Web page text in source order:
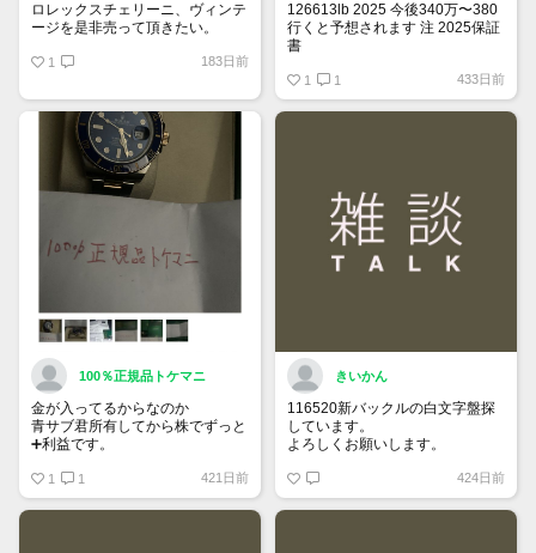
ロレックスチェリーニ、ヴィンテ
ージを是非売って頂きたい。
1 183日前
126613lb 2025 今後340万〜380
行くと予想されます 注 2025保証
書
2025/ @Watch_Monster_より
1 1 433日前
100％正規品トケマニ
金が入ってるからなのか
青サブ君所有してから株でずっと
➕利益です。
銘柄番号7932 ニッピ
1 1 421日前
きいかん
116520新バックルの白文字盤探
しています。
よろしくお願いします。
424日前